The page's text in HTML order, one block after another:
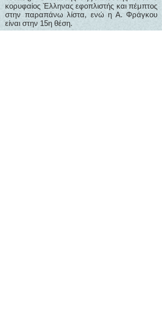
κορυφαίος Έλληνας εφοπλιστής και πέμπτος
στην παραπάνω λίστα, ενώ η Α. Φράγκου
είναι στην 15η θέση.